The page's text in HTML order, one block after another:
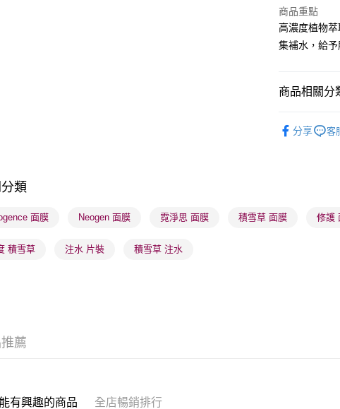
WeChat Pay
BoC Pay
送貨方式
每筆
商品重點
高濃度植物
集補水，給予
商品相關分
莎莎獨家品牌
分享 客
類
面膜 Neogen 面膜 霓淨思 面膜 積雪草 面膜 修護
積雪草 注水 片裝 積雪草 注水
薦
有興趣的商品 全店暢銷排行